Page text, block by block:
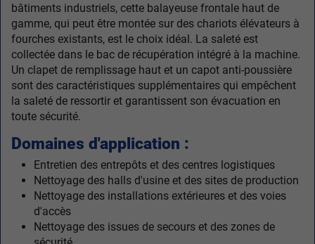
bâtiments industriels, cette balayeuse frontale haut de
gamme, qui peut être montée sur des chariots élévateurs à
fourches existants, est le choix idéal. La saleté est
collectée dans le bac de récupération intégré à la machine.
Un clapet de remplissage haut et un capot anti-poussière
sont des caractéristiques supplémentaires qui empêchent
la saleté de ressortir et garantissent son évacuation en
toute sécurité.
Domaines d'application :
Entretien des entrepôts et des centres logistiques
Nettoyage des halls d'usine et des sites de production
Nettoyage des installations extérieures et des voies
d'accès
Nettoyage des issues de secours et des zones de